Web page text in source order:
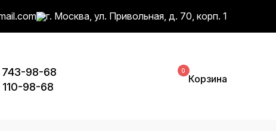
г. Москва, ул. Привольная, д. 70, корп. 1
98-68
98-68
Корзина
0